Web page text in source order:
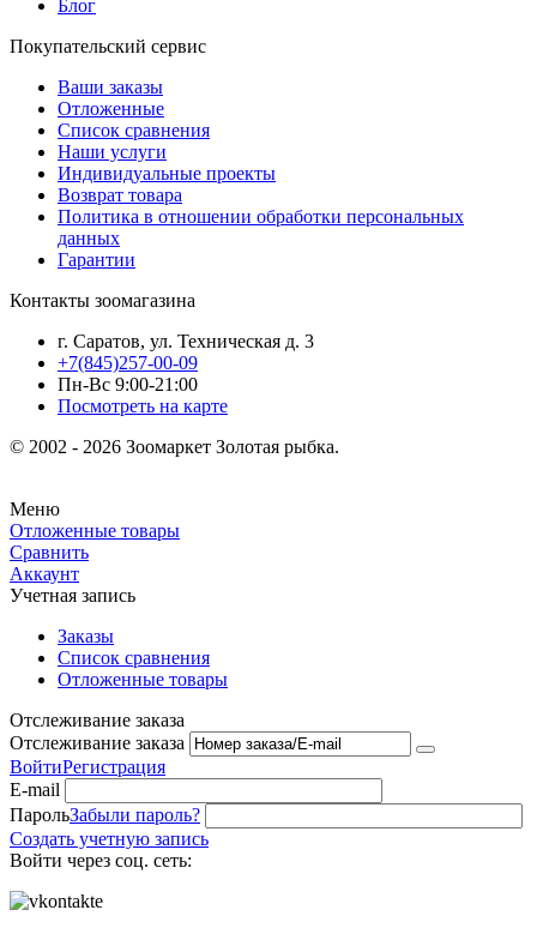
Блог
Покупательский сервис
Ваши заказы
Отложенные
Список сравнения
Наши услуги
Индивидуальные проекты
Возврат товара
Политика в отношении обработки персональных
данных
Гарантии
Контакты зоомагазина
г. Саратов, ул. Техническая д. 3
+7(845)257-00-09
Пн-Вс 9:00-21:00
Посмотреть на карте
© 2002 - 2026 Зоомаркет Золотая рыбка.
Меню
Отложенные товары
Сравнить
Аккаунт
Учетная запись
Заказы
Список сравнения
Отложенные товары
Отслеживание заказа
Отслеживание заказа
ВойтиРегистрация
E-mail
ПарольЗабыли пароль?
Создать учетную запись
Войти через соц. сеть: